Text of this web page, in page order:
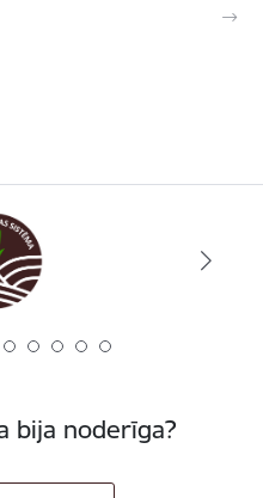
bija noderīga?